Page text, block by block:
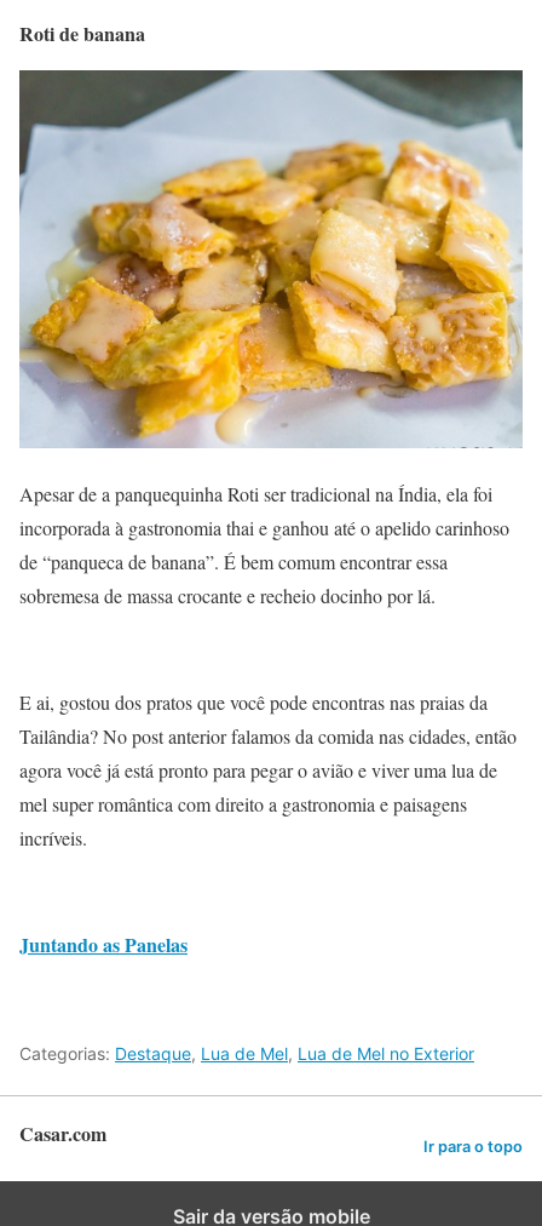
Roti de banana
Apesar de a panquequinha Roti ser tradicional na Índia, ela foi
incorporada à gastronomia thai e ganhou até o apelido carinhoso
de “panqueca de banana”. É bem comum encontrar essa
sobremesa de massa crocante e recheio docinho por lá.
E ai, gostou dos pratos que você pode encontras nas praias da
Tailândia? No post anterior falamos da comida nas cidades, então
agora você já está pronto para pegar o avião e viver uma lua de
mel super romântica com direito a gastronomia e paisagens
incríveis.
Juntando as Panelas
Categorias: Destaque, Lua de Mel, Lua de Mel no Exterior
Casar.com Ir para o topo
Sair da versão mobile